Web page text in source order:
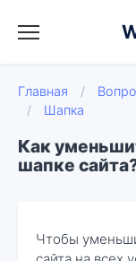
Главная /
/
Шапка
Как
шапке
Чтобы